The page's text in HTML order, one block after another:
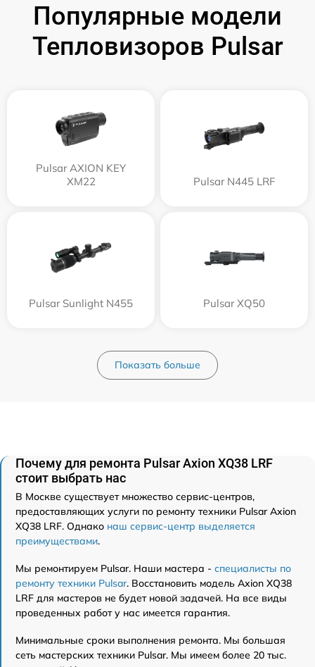
Популярные модели
Тепловизоров Pulsar
Pulsar AXION KEY
XM22
Pulsar N445 LRF
Pulsar Sunlight N455 Pulsar XQ50
Показать больше
Почему для ремонта Pulsar Axion XQ38 LRF
стоит выбрать нас
В Москве существует множество сервис-центров,
предоставляющих услуги по ремонту техники Pulsar Axion
XQ38 LRF. Однако наш сервис-центр выделяется
преимуществами.
Мы ремонтируем Pulsar. Наши мастера - специалисты по
ремонту техники Pulsar. Восстановить модель Axion XQ38
LRF для мастеров не будет новой задачей. На все виды
проведенных работ у нас имеется гарантия.
Минимальные сроки выполнения ремонта. Мы большая
сеть мастерских техники Pulsar. Мы имеем более 20 тыс.